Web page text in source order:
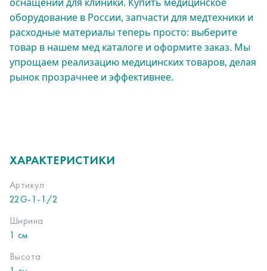
оборудование в России, запчасти для медтехники и
расходные материалы теперь просто: выберите
товар в нашем мед каталоге и оформите заказ. Мы
упрощаем реализацию медицинских товаров, делая
рынок прозрачнее и эффективнее.
ХАРАКТЕРИСТИКИ
Артикул
22G-1-1/2
Ширина
1 см
Высота